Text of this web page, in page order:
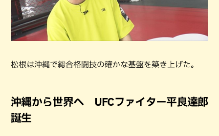
松根は沖縄で総合格闘技の確かな基盤を築き上げた。
沖縄から世界へ UFCファイター平良達郎
誕生